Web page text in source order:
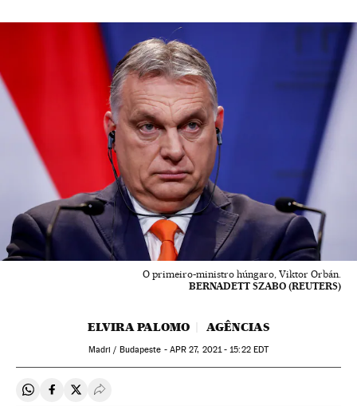
O primeiro-ministro húngaro, Viktor Orbán.
BERNADETT SZABO (REUTERS)
ELVIRA PALOMO AGÊNCIAS
Madri / Budapeste - APR 27, 2021 - 15:22EDT
Compartir en Whatsapp
Compartir en Facebook
Compartir en Twitter
Desplegar Redes Sociales